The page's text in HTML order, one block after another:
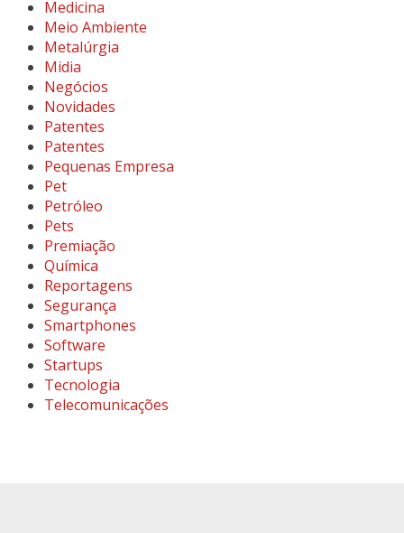
Medicina
Meio Ambiente
Metalúrgia
Midia
Negócios
Novidades
Patentes
Patentes
Pequenas Empresa
Pet
Petróleo
Pets
Premiação
Química
Reportagens
Segurança
Smartphones
Software
Startups
Tecnologia
Telecomunicações